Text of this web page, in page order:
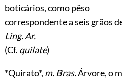
boticários, como pêso
correspondente a seis grãos
Ling. Ar.
(Cf. quilate)
*Quirato*, m. Bras.Árvore, o